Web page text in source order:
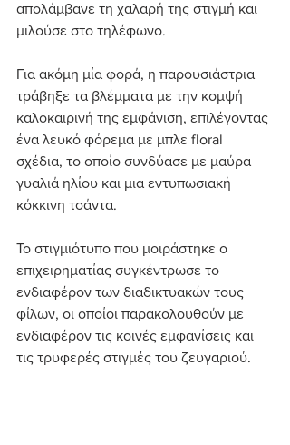
απολάμβανε τη χαλαρή της στιγμή και
μιλούσε στο τηλέφωνο.
Για ακόμη μία φορά, η παρουσιάστρια
τράβηξε τα βλέμματα με την κομψή
καλοκαιρινή της εμφάνιση, επιλέγοντας
ένα λευκό φόρεμα με μπλε floral
σχέδια, το οποίο συνδύασε με μαύρα
γυαλιά ηλίου και μια εντυπωσιακή
κόκκινη τσάντα.
Το στιγμιότυπο που μοιράστηκε ο
επιχειρηματίας συγκέντρωσε το
ενδιαφέρον των διαδικτυακών τους
φίλων, οι οποίοι παρακολουθούν με
ενδιαφέρον τις κοινές εμφανίσεις και
τις τρυφερές στιγμές του ζευγαριού.